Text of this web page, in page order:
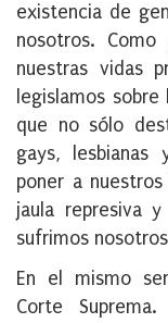
existencia de
nosotros.
nuestras vidas
legislamos
que no sólo
gays,
poner a
jaula represiva
sufrimos
En el mismo
Corte